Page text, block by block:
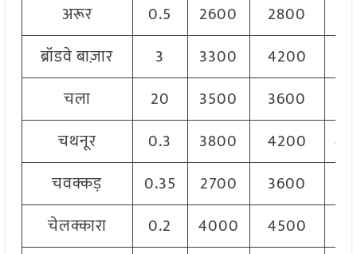
अरूर
0.5 2600 2800
ब्रॉडवे बाज़ार
3 3300 4200
चला
20 3500 3600
चथनूर
0.3 3800 4200
चवक्कड़
0.35 2700 3600
चेलक्कारा
0.2 4000 4500